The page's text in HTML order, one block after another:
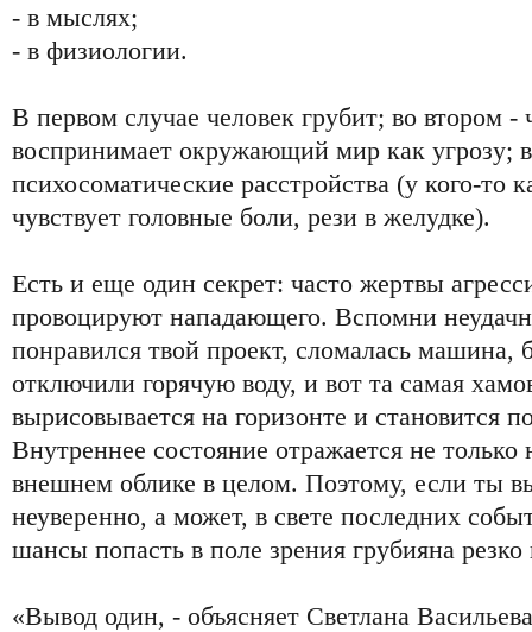
- в мыслях;
- в физиологии.
В первом случае человек грубит; во втором -
воспринимает окружающий мир как угрозу;
психосоматические расстройства (у кого-
чувствует головные боли, рези в желудке).
Есть и еще один секрет: часто жертвы
провоцируют нападающего. Вспомни
понравился твой проект, сломалась машина,
отключили горячую воду, и вот та самая
вырисовывается на горизонте и становится
Внутреннее состояние отражается не
внешнем облике в целом. Поэтому, если ты
неуверенно, а может, в свете последних
шансы попасть в поле зрения грубияна
«Вывод один, - объясняет Светлана